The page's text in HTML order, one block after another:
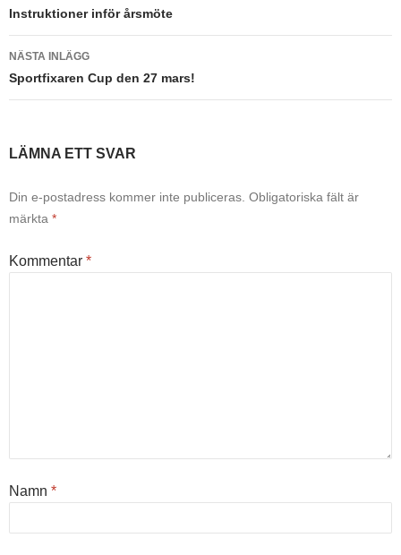
Instruktioner inför årsmöte
NÄSTA INLÄGG
Sportfixaren Cup den 27 mars!
LÄMNA ETT SVAR
Din e-postadress kommer inte publiceras. Obligatoriska fält är
märkta *
Kommentar *
Namn *